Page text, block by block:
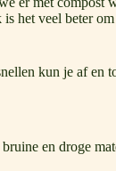
het veel beter
kun je af en
en droge